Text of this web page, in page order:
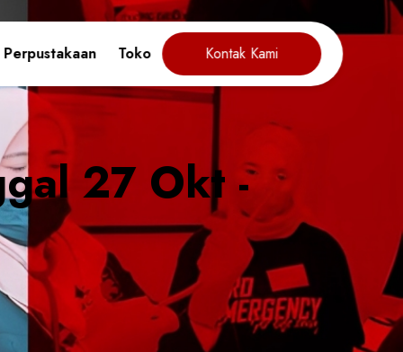
Perpustakaan Toko Kontak Kami
27 Okt -